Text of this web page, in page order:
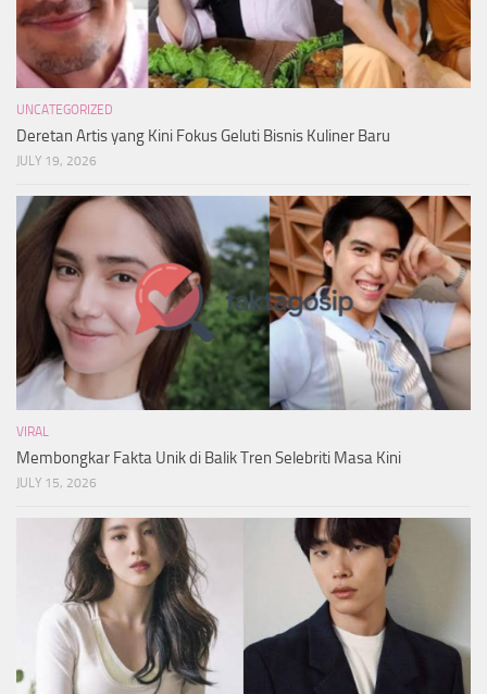
UNCATEGORIZED
Deretan Artis yang Kini Fokus Geluti Bisnis Kuliner Baru
JULY 19, 2026
VIRAL
Membongkar Fakta Unik di Balik Tren Selebriti Masa Kini
JULY 15, 2026